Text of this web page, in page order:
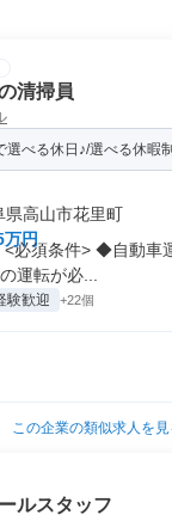
清掃員
選べる休日♪/選べる休暇
高山市花里町
万円
<必須条件> ◆自動車
運転が必...
験歓迎 +22個
この企業の類似求人を見
ルスタッフ